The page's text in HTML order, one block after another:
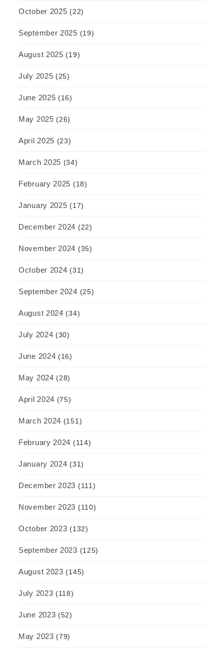
October 2025 (22)
September 2025 (19)
August 2025 (19)
July 2025 (25)
June 2025 (16)
May 2025 (26)
April 2025 (23)
March 2025 (34)
February 2025 (18)
January 2025 (17)
December 2024 (22)
November 2024 (35)
October 2024 (31)
September 2024 (25)
August 2024 (34)
July 2024 (30)
June 2024 (16)
May 2024 (28)
April 2024 (75)
March 2024 (151)
February 2024 (114)
January 2024 (31)
December 2023 (111)
November 2023 (110)
October 2023 (132)
September 2023 (125)
August 2023 (145)
July 2023 (118)
June 2023 (52)
May 2023 (79)